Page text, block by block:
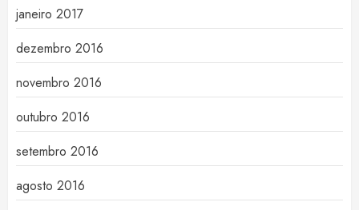
janeiro 2017
dezembro 2016
novembro 2016
outubro 2016
setembro 2016
agosto 2016